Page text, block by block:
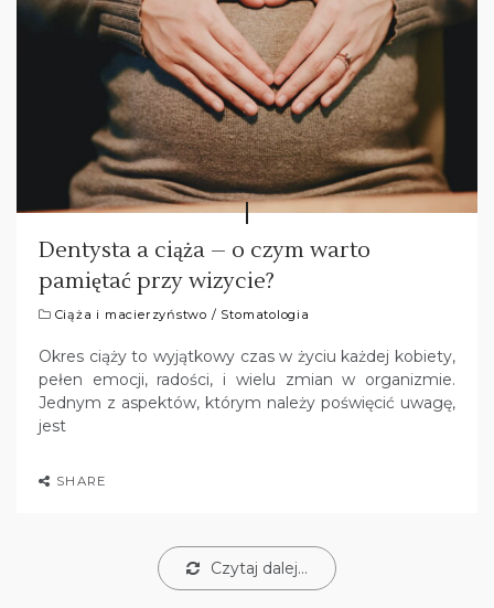
Dentysta a ciąża – o czym warto
pamiętać przy wizycie?
Ciąża i macierzyństwo / Stomatologia
Okres ciąży to wyjątkowy czas w życiu każdej kobiety,
pełen emocji, radości, i wielu zmian w organizmie.
Jednym z aspektów, którym należy poświęcić uwagę,
jest
SHARE
Czytaj dalej...